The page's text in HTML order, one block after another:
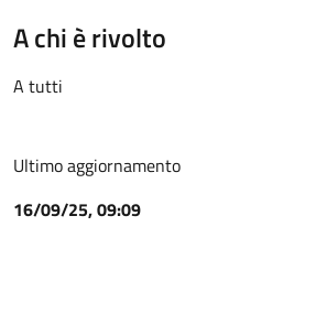
A chi è rivolto
A tutti
Ultimo aggiornamento
16/09/25, 09:09